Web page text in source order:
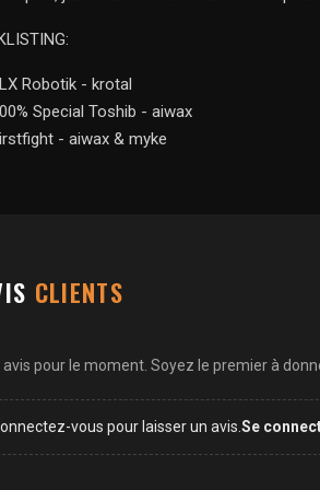
Robotik - krotal
Special Toshib - aiwax
- aiwax & myke
CLIENTS
pour le moment. Soyez le premier à
vous pour laisser un avis.Se